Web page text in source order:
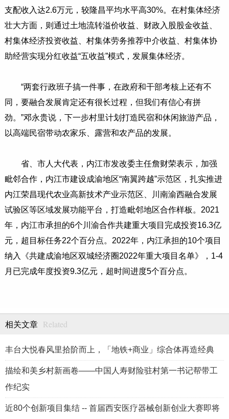
支配收入达2.6万元，较隆昌平均水平高30%。在村集体经济
壮大方面，则通过土地流转溢价收益、财政入股股金收益、
村集体经济投资收益、村集体劳务推荐中介收益、村集体协
助经营实现分红收益“五收益”模式，发展集体经济。
“两套行政班子搞一件事，在政府和干部考核上还有不
同，要融合发展肯定还有很长过程，但我们有信心有拼
劲。”邓永贵说，下一步村里计划打造民宿和休闲旅游产品，
以高端民宿带动农家乐、露营和农产品的发展。
省、市人大代表，内江市发改委主任詹财荣表示，加强
毗邻合作，内江市建设成渝地区“南翼跨越”示范区，扎实推进
内江荣昌现代农业高新技术产业示范区、川南渝西融合发展
试验区等区域发展功能平台，打造毗邻地区合作样板。2021
年，内江市承担的6个川渝合作共建重大项目完成投资16.3亿
元，超目标任务22个百分点。2022年，内江承担的10个项目
纳入《共建成渝地区双城经济圈2022年重大项目名单》，1-4
月已完成年度投资9.3亿元，超时间进度5个百分点。
相关文章 Related
丰台大悦春风里拾阶而上，「地铁+商业」综合体再造经典
描绘和美乡村新画卷——中国人寿财险驻村第一书记帮带工
作纪实
近80个创新项目集结 -- 首届西安医疗器械创新创业大赛即将